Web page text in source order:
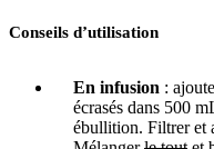
Conseils d’utilisation
En infusion :
écrasés dans 500
ébullition. Filtrer et